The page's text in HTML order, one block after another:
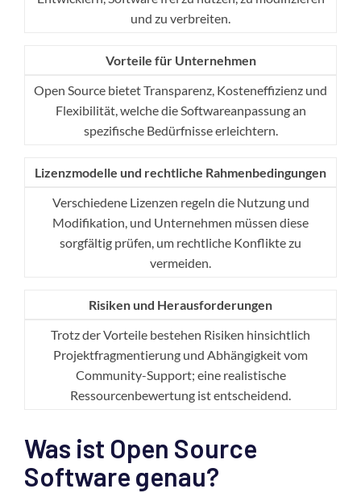
und zu verbreiten.
Vorteile für Unternehmen
Open Source bietet Transparenz, Kosteneffizienz und
Flexibilität, welche die Softwareanpassung an
spezifische Bedürfnisse erleichtern.
Lizenzmodelle und rechtliche Rahmenbedingungen
Verschiedene Lizenzen regeln die Nutzung und
Modifikation, und Unternehmen müssen diese
sorgfältig prüfen, um rechtliche Konflikte zu
vermeiden.
Risiken und Herausforderungen
Trotz der Vorteile bestehen Risiken hinsichtlich
Projektfragmentierung und Abhängigkeit vom
Community-Support; eine realistische
Ressourcenbewertung ist entscheidend.
Was ist Open Source
Software genau?